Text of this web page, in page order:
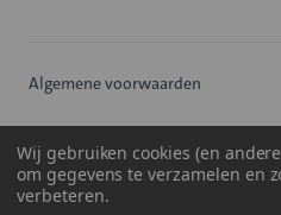
Algemene voorwaarden
Cookiebeleid
Wij gebruiken cookies (en
om gegevens te verzamelen en
verbeteren.